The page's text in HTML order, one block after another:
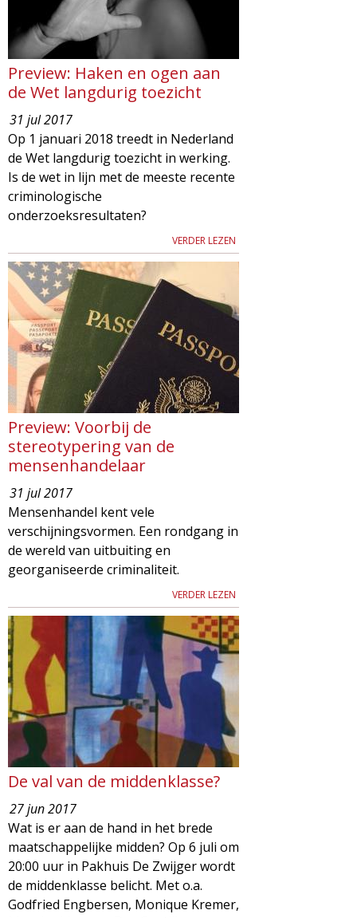
Preview: Haken en ogen aan
de Wet langdurig toezicht
31 jul 2017
Op 1 januari 2018 treedt in Nederland
de Wet langdurig toezicht in werking.
Is de wet in lijn met de meeste recente
criminologische
onderzoeksresultaten?
VERDER LEZEN
Preview: Voorbij de
stereotypering van de
mensenhandelaar
31 jul 2017
Mensenhandel kent vele
verschijningsvormen. Een rondgang in
de wereld van uitbuiting en
georganiseerde criminaliteit.
VERDER LEZEN
De val van de middenklasse?
27 jun 2017
Wat is er aan de hand in het brede
maatschappelijke midden? Op 6 juli om
20:00 uur in Pakhuis De Zwijger wordt
de middenklasse belicht. Met o.a.
Godfried Engbersen, Monique Kremer,